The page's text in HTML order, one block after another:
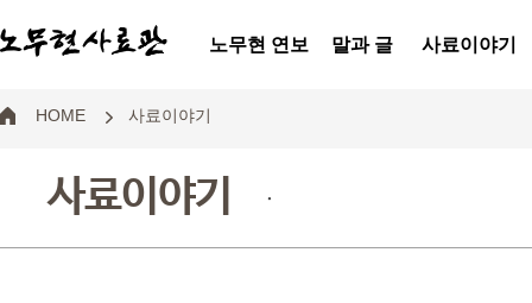
노무현 연보 말과 글 사료이야기
HOME 사료이야기
사료이야기 .